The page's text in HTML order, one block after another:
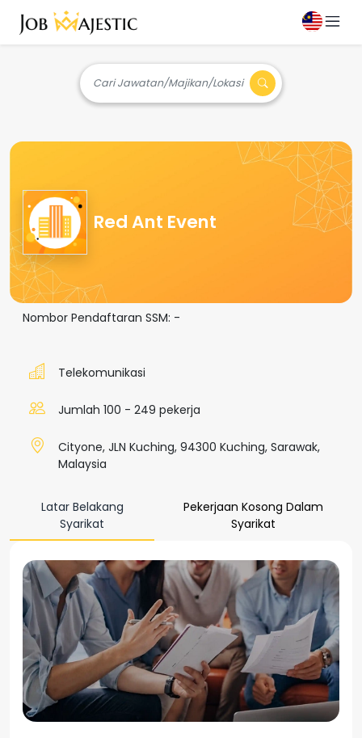
Cari Jawatan/Majikan/Lokasi
Red Ant Event
Nombor Pendaftaran SSM: -
Telekomunikasi
Jumlah 100 - 249 pekerja
Cityone, JLN Kuching, 94300 Kuching, Sarawak,
Malaysia
Latar Belakang
Syarikat
Pekerjaan Kosong Dalam
Syarikat